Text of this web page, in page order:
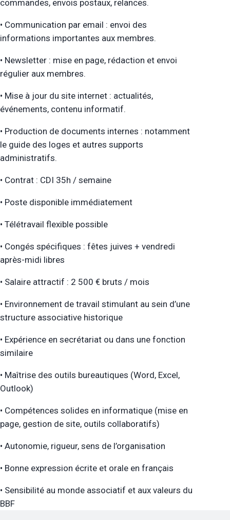
commandes, envois postaux, relances.
• Communication par email : envoi des
informations importantes aux membres.
• Newsletter : mise en page, rédaction et envoi
régulier aux membres.
• Mise à jour du site internet : actualités,
événements, contenu informatif.
• Production de documents internes : notamment
le guide des loges et autres supports
administratifs.
• Contrat : CDI 35h / semaine
• Poste disponible immédiatement
• Télétravail flexible possible
• Congés spécifiques : fêtes juives + vendredi
après-midi libres
• Salaire attractif : 2 500 € bruts / mois
• Environnement de travail stimulant au sein d’une
structure associative historique
• Expérience en secrétariat ou dans une fonction
similaire
• Maîtrise des outils bureautiques (Word, Excel,
Outlook)
• Compétences solides en informatique (mise en
page, gestion de site, outils collaboratifs)
• Autonomie, rigueur, sens de l’organisation
• Bonne expression écrite et orale en français
• Sensibilité au monde associatif et aux valeurs du
BBF